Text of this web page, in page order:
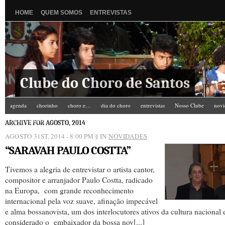
HOME QUEM SOMOS ENTREVISTAS
Clube do Choro de Santos
agenda chorinho choro e… dia do choro entrevistas Nosso Clube
Zé do Camarim
ARCHIVE FOR AGOSTO, 2014
AGOSTO 31ST, 2014 - 8:00 PM § IN NOVIDADES
“SARAVAH PAULO COSTTA”
Tivemos a alegria de entrevistar o artista cantor,
compositor e arranjador Paulo Costta, radicado
na Europa, com grande reconhecimento
internacional pela voz suave, afinação impecável
e alma bossanovista, um dos interlocutores ativos da cultura nacional
considerado o embaixador da bossa nov[...]